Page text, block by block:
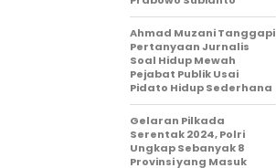
Ahmad Muzani Tanggapi
Pertanyaan Jurnalis
Soal Hidup Mewah
Pejabat Publik Usai
Pidato Hidup Sederhana
Gelaran Pilkada
Serentak 2024, Polri
Ungkap Sebanyak 8
Provinsi yang Masuk